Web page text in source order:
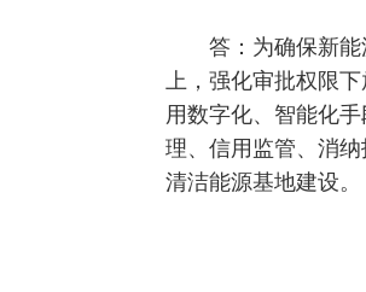
答：为确保新
上，强化审批权限
用数字化、智能化
理、信用监管、消
清洁能源基地建设。